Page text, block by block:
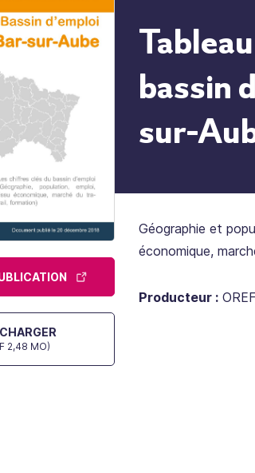
bassin
sur-
2,48 MO)
Géographie et
économique,
Producteur : OREF